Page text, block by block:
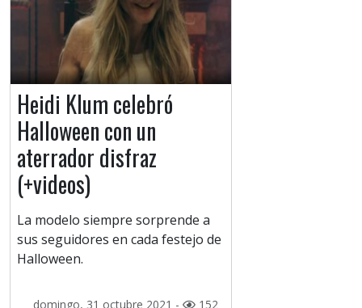
Heidi Klum celebró
Halloween con un
aterrador disfraz
(+videos)
La modelo siempre sorprende a
sus seguidores en cada festejo de
Halloween.
domingo, 31 octubre 2021 - 152